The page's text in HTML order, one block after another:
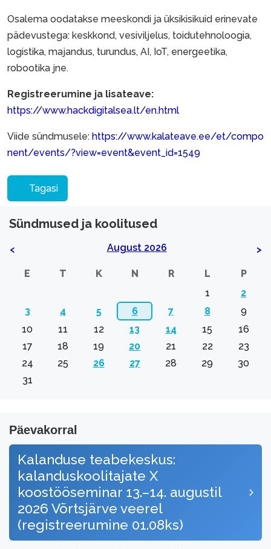
Osalema oodatakse meeskondi ja üksikisikuid erinevate
pädevustega: keskkond, vesiviljelus, toidutehnoloogia,
logistika, majandus, turundus, AI, IoT, energeetika,
robootika jne.
Registreerumine ja lisateave:
https://www.hackdigitalsea.lt/en.html
Viide sündmusele: https://www.kalateave.ee/et/compo
nent/events/?view=event&event_id=1549
Tagasi
Sündmused ja koolitused
< August 2026 >
E T K N R L
P
1
2
3
4 5 6 7 8
9
10
11 12 13 14 15
16
17
18 19 20 21 22
23
24
25 26 27 28 29
30
31
Päevakorral
Kalanduse teabekeskus:
kalanduskoolitajate X
koostööseminar 13.–14. augustil
2026 Võrtsjärve veerel
(registreerumine 01.08ks)